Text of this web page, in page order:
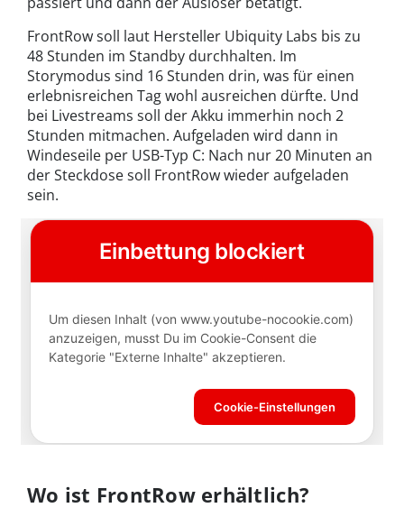
FrontRow soll laut Hersteller Ubiquity Labs bis zu
48 Stunden im Standby durchhalten. Im
Storymodus sind 16 Stunden drin, was für einen
erlebnisreichen Tag wohl ausreichen dürfte. Und
bei Livestreams soll der Akku immerhin noch 2
Stunden mitmachen. Aufgeladen wird dann in
Windeseile per USB-Typ C: Nach nur 20 Minuten an
der Steckdose soll FrontRow wieder aufgeladen
sein.
Wo ist FrontRow erhältlich?